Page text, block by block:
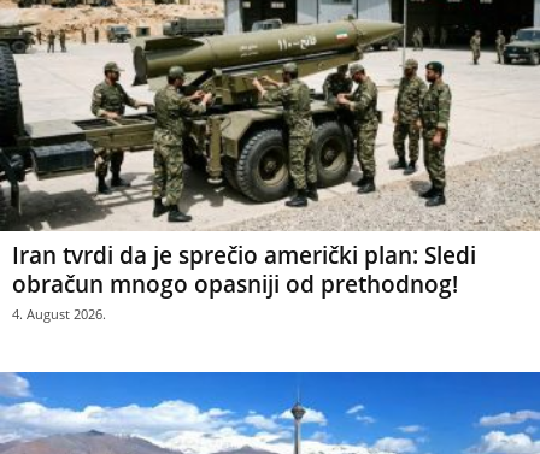
Iran tvrdi da je sprečio američki plan: Sledi
obračun mnogo opasniji od prethodnog!
4. August 2026.